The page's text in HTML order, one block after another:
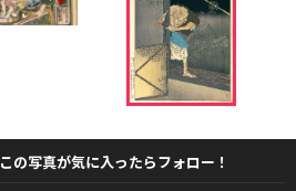
この写真が気に入ったらフォロー！